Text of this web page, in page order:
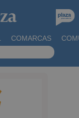
COMARCAS